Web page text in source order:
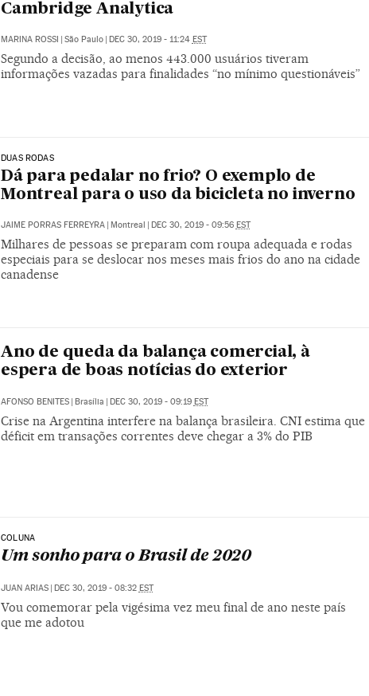
Cambridge Analytica
MARINA ROSSI São Paulo DEC 30, 2019 - 11:24 EST
Segundo a decisão, ao menos 443.000 usuários tiveram
informações vazadas para finalidades “no mínimo questionáveis”
DUAS RODAS
Dá para pedalar no frio? O exemplo de
Montreal para o uso da bicicleta no inverno
JAIME PORRAS FERREYRA Montreal DEC 30, 2019 - 09:56 EST
Milhares de pessoas se preparam com roupa adequada e rodas
especiais para se deslocar nos meses mais frios do ano na cidade
canadense
Ano de queda da balança comercial, à
espera de boas notícias do exterior
AFONSO BENITES Brasília DEC 30, 2019 - 09:19 EST
Crise na Argentina interfere na balança brasileira. CNI estima que
déficit em transações correntes deve chegar a 3% do PIB
COLUNA
Um sonho para o Brasil de 2020
JUAN ARIAS | DEC 30, 2019 - 08:32 EST
Vou comemorar pela vigésima vez meu final de ano neste país
que me adotou